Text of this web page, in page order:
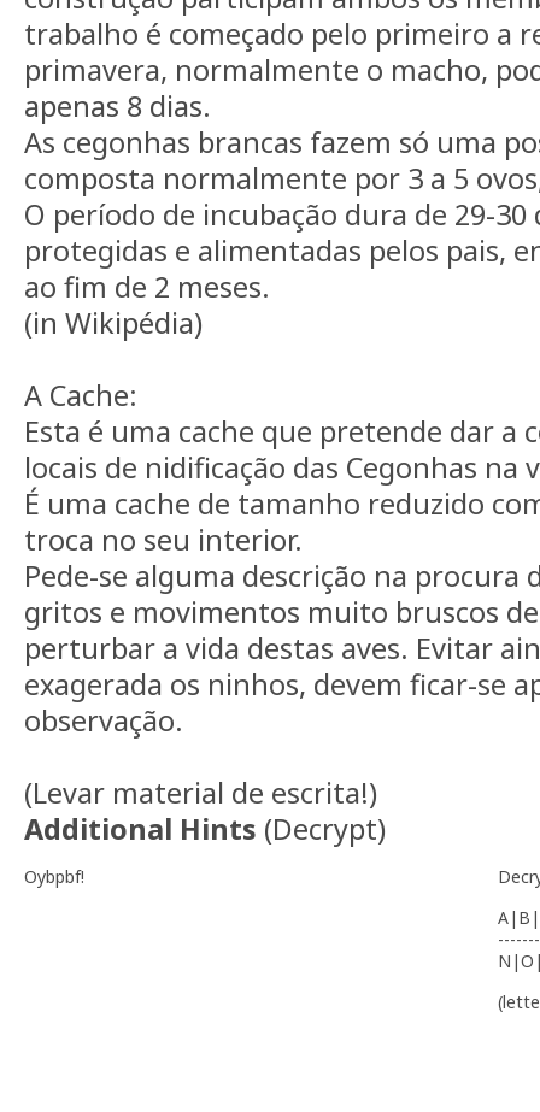
trabalho é começado pelo primeiro a
primavera, normalmente o macho,
apenas 8 dias.
As cegonhas brancas fazem só uma
composta normalmente por 3 a 5
O período de incubação dura de 29-30
protegidas e alimentadas pelos pais,
ao fim de 2 meses.
(in Wikipédia)
A Cache:
Esta é uma cache que pretende dar a
locais de nidificação das Cegonhas na
É uma cache de tamanho reduzido
troca no seu interior.
Pede-se alguma descrição na procura
gritos e movimentos muito bruscos
perturbar a vida destas aves. Evitar
exagerada os ninhos, devem ficar-se
observação.
(Levar material de escrita!)
Additional Hints (Decrypt)
Oybpbf!